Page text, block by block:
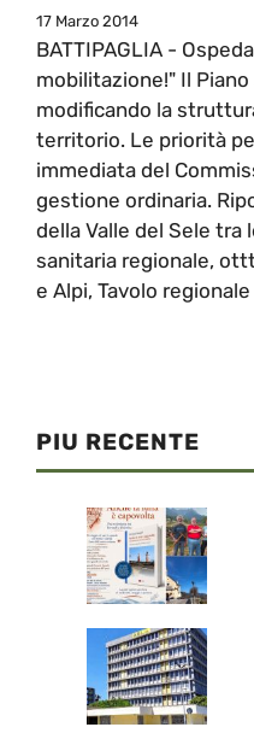
17 Marzo 2014
BATTIPAGLIA -
mobilitazione!" Il
modificando la
territorio. Le priorità
immediata del
gestione ordinaria.
della Valle del Sele tra
sanitaria regionale,
e Alpi, Tavolo
PIU RECENTE